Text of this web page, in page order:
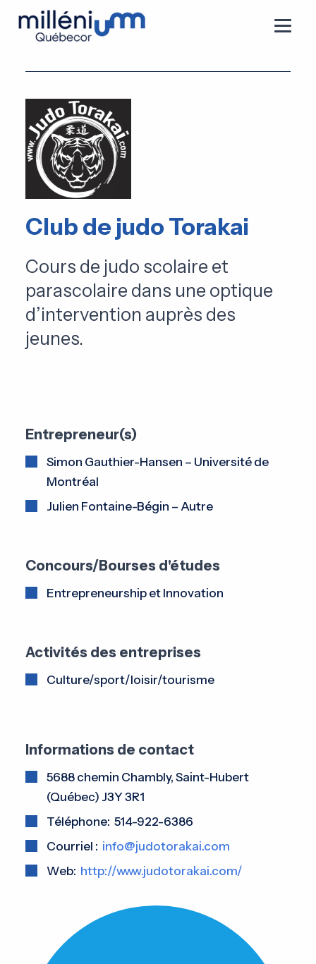
Club de judo Torakai
Cours de judo scolaire et
parascolaire dans une optique
d’intervention auprès des
jeunes.
Entrepreneur(s)
Simon Gauthier-Hansen – Université de
Montréal
Julien Fontaine-Bégin – Autre
Concours/Bourses d'études
Entrepreneurship et Innovation
Activités des entreprises
Culture/sport/loisir/tourisme
Informations de contact
5688 chemin Chambly, Saint-Hubert
(Québec) J3Y 3R1
Téléphone: 514-922-6386
Courriel : info@judotorakai.com
Web: http://www.judotorakai.com/